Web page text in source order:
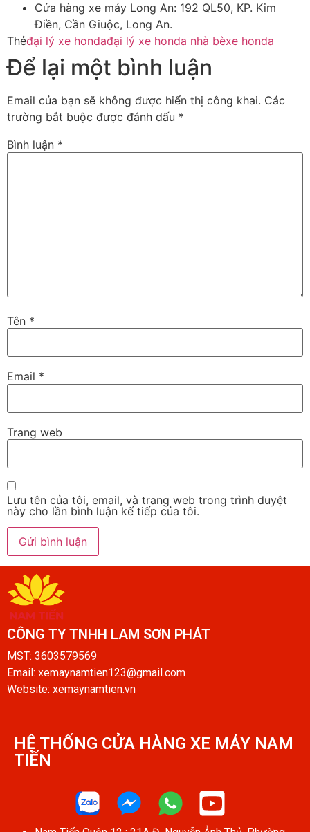
Cửa hàng xe máy Long An: 192 QL50, KP. Kim
Điền, Cần Giuộc, Long An.
Thẻđại lý xe hondađại lý xe honda nhà bèxe honda
Để lại một bình luận
Email của bạn sẽ không được hiển thị công khai. Các
trường bắt buộc được đánh dấu *
Bình luận *
Tên *
Email *
Trang web
Lưu tên của tôi, email, và trang web trong trình duyệt
này cho lần bình luận kế tiếp của tôi.
CÔNG TY TNHH LAM SƠN PHÁT​
MST: 3603579569
Email: xemaynamtien123@gmail.com
Website: xemaynamtien.vn
HỆ THỐNG CỬA HÀNG XE MÁY NAM
TIẾN​